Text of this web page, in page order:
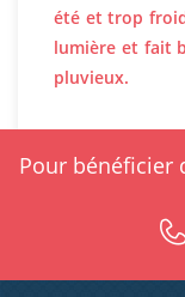
été et trop
lumière et fait
pluvieux.
Pour bénéficier